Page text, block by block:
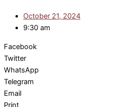
October 21, 2024
9:30 am
Facebook
Twitter
WhatsApp
Telegram
Email
Print